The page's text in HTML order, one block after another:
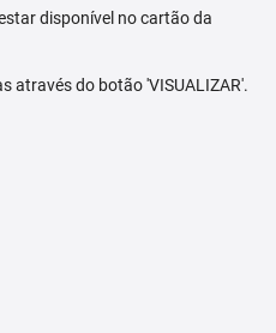
disponível no cartão da
através do botão 'VISUALIZAR'.